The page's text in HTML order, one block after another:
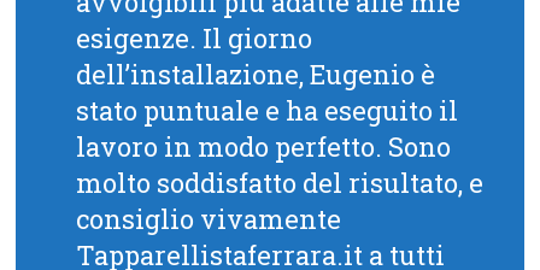
esigenze. Il giorno
dell’installazione, Eugenio è
stato puntuale e ha eseguito il
lavoro in modo perfetto. Sono
molto soddisfatto del risultato, e
consiglio vivamente
Tapparellistaferrara.it a tutti